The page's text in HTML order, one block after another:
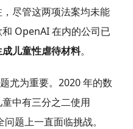
尽管这两项法案均未能
OpenAI 在内的公司已
儿童性虐待材料。
尤为重要。2020 年的数
中有三分之二使用
题上一直面临挑战。